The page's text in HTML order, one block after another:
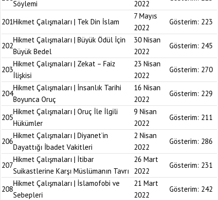
Söylemi
2022
201Hikmet Çalışmaları | Tek Din İslam
7 Mayıs
2022
Gösterim: 223
202
Hikmet Çalışmaları | Büyük Ödül İçin
Büyük Bedel
30 Nisan
2022
Gösterim: 245
203
Hikmet Çalışmaları | Zekat – Faiz
İlişkisi
23 Nisan
2022
Gösterim: 270
204
Hikmet Çalışmaları | İnsanlık Tarihi
Boyunca Oruç
16 Nisan
2022
Gösterim: 229
205
Hikmet Çalışmaları | Oruç İle İlgili
Hükümler
9 Nisan
2022
Gösterim: 211
206
Hikmet Çalışmaları | Diyanet’in
Dayattığı İbadet Vakitleri
2 Nisan
2022
Gösterim: 286
207
Hikmet Çalışmaları | İtibar
Suikastlerine Karşı Müslümanın Tavrı
26 Mart
2022
Gösterim: 231
208
Hikmet Çalışmaları | İslamofobi ve
Sebepleri
21 Mart
2022
Gösterim: 242